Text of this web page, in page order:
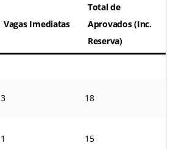
Vagas Imediatas
Total de
Aprovados (Inc.
Reserva)
3 18
1 15